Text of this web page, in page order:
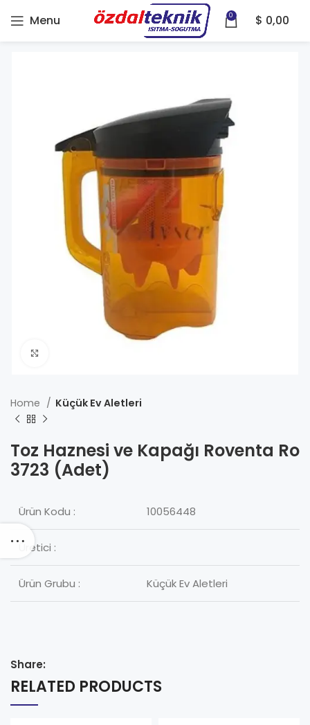
Menu 0 $ 0,00
Home Küçük Ev Aletleri
Toz Haznesi ve Kapağı Roventa Ro
3723 (Adet)
Ürün Kodu : 10056448
Üretici :
Ürün Grubu : Küçük Ev Aletleri
Share:
RELATED PRODUCTS